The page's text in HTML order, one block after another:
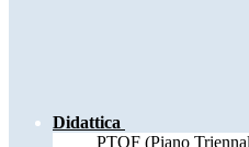
Didattica
PTOF (Piano